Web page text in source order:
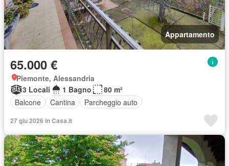
Appartamento
65.000 €
Piemonte, Alessandria
3 Locali
1 Bagno
80 m²
Balcone
Cantina Parcheggio auto
27 giu 2026 in Casa.it